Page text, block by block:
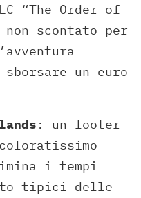
“The Order of
scontato per
sborsare un euro
: un looter-
i tempi
tipici delle